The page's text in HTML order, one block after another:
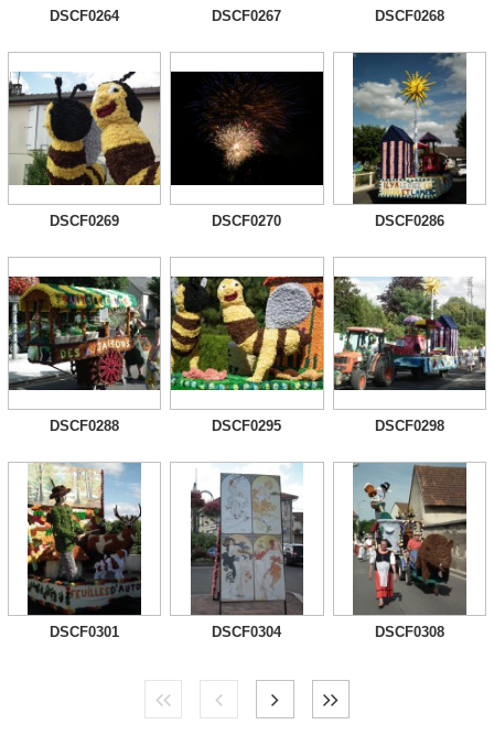
DSCF0264 DSCF0267 DSCF0268
DSCF0269 DSCF0270 DSCF0286
DSCF0288 DSCF0295 DSCF0298
DSCF0301 DSCF0304 DSCF0308